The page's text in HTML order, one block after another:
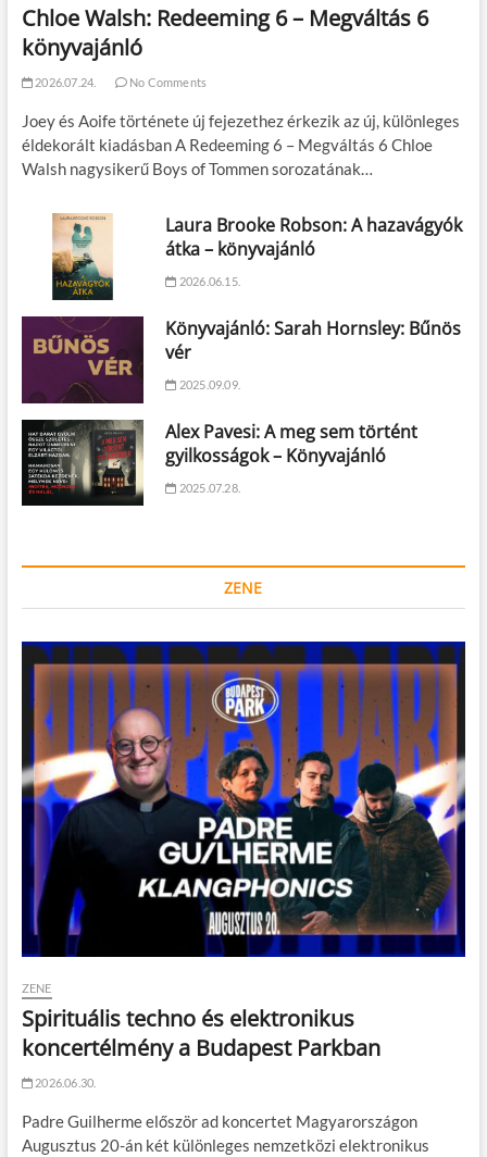
Chloe Walsh: Redeeming 6 – Megváltás 6
könyvajánló
2026.07.24. No Comments
Joey és Aoife története új fejezethez érkezik az új, különleges
éldekorált kiadásban A Redeeming 6 – Megváltás 6 Chloe
Walsh nagysikerű Boys of Tommen sorozatának…
Laura Brooke Robson: A hazavágyók
átka – könyvajánló
2026.06.15.
Könyvajánló: Sarah Hornsley: Bűnös
vér
2025.09.09.
Alex Pavesi: A meg sem történt
gyilkosságok – Könyvajánló
2025.07.28.
ZENE
ZENE
Spirituális techno és elektronikus
koncertélmény a Budapest Parkban
2026.06.30.
Padre Guilherme először ad koncertet Magyarországon
Augusztus 20-án két különleges nemzetközi elektronikus